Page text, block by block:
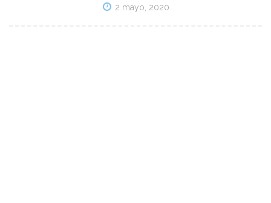
2 mayo, 2020